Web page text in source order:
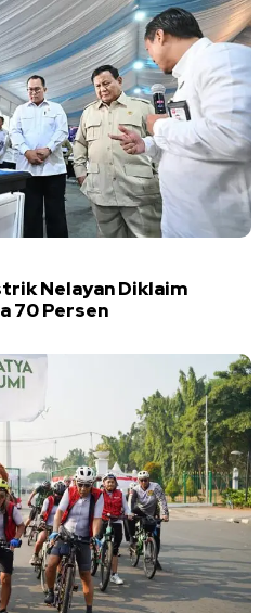
Nelayan Diklaim
70 Persen